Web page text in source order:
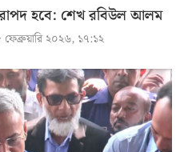
হবে: শেখ রবিউল আলম
ফেব্রুয়ারি ২০২৬, ১৭:১২